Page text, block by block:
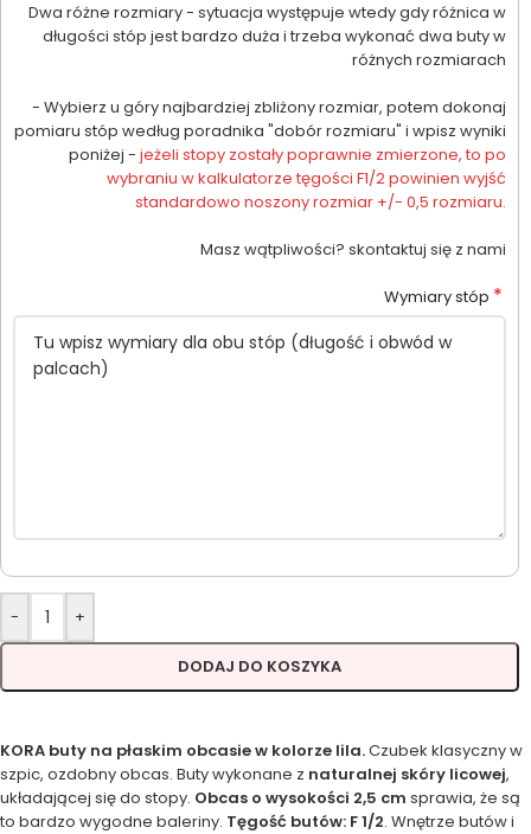
Dwa różne rozmiary - sytuacja występuje wtedy gdy różnica w
długości stóp jest bardzo duża i trzeba wykonać dwa buty w
różnych rozmiarach
- Wybierz u góry najbardziej zbliżony rozmiar, potem dokonaj
pomiaru stóp według poradnika "dobór rozmiaru" i wpisz wyniki
poniżej - jeżeli stopy zostały poprawnie zmierzone, to po
wybraniu w kalkulatorze tęgości F1/2 powinien wyjść
standardowo noszony rozmiar +/- 0,5 rozmiaru.
Masz wątpliwości? skontaktuj się z nami
Wymiary stóp *
- +
DODAJ DO KOSZYKA
KORA buty na płaskim obcasie w kolorze lila.Czubek klasyczny w
szpic, ozdobny obcas. Buty wykonane z naturalnej skóry licowej,
układającej się do stopy. Obcas o wysokości 2,5 cm sprawia, że są
to bardzo wygodne baleriny. Tęgość butów: F 1/2. Wnętrze butów i